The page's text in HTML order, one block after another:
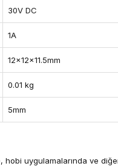
30V DC
1A
12x12x11.5mm
0.01 kg
5mm
uygulamalarında ve